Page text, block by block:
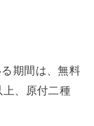
期間は、無料
、原付二種